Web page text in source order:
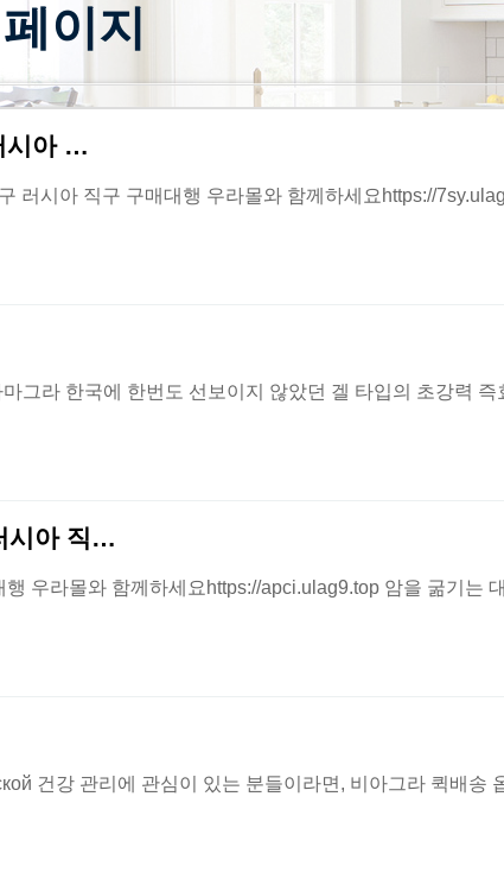
이지
시아 …
러시아 직구 구매대행 우라몰와 함께하세요https://
그라 한국에 한번도 선보이지 않았던 겔 타입의 초강력 즉
시아 직…
우라몰와 함께하세요https://apci.ulag9.top 암을 굶기는
건강 관리에 관심이 있는 분들이라면, 비아그라 퀵배송